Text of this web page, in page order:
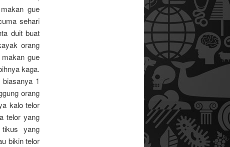
gue
sehari
duit buat
orang
gue
kaga.
1
orang
kalo telor
telor yang
yang
bikin telor